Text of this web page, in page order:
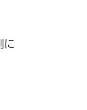
に